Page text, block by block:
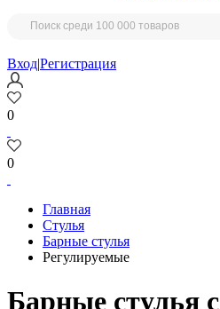
Вход|Регистрация
0
0
Главная
Стулья
Барные стулья
Регулируемые
Барные стулья с